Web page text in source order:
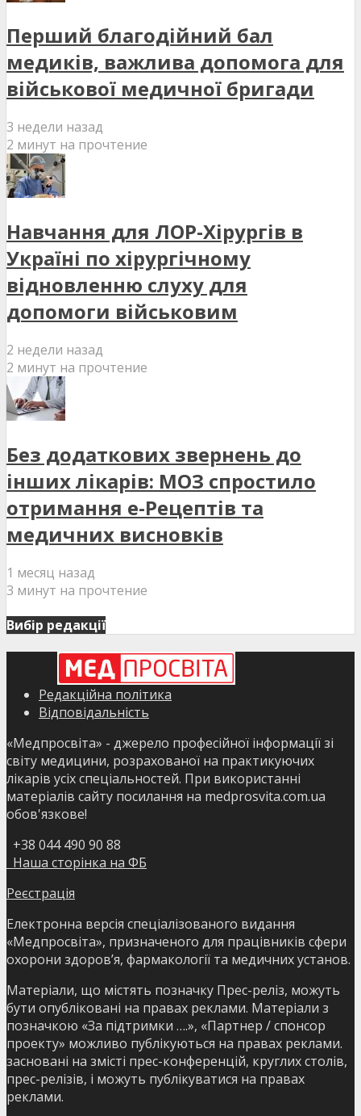
Перший благодійний бал
медиків, важлива допомога для
військової медичної бригади
3 недели назад
2 минут на прочтение
Навчання для ЛОР-Хірургів в
Україні по хірургічному
відновленню слуху для
допомоги військовим
2 недели назад
2 минут на прочтение
Без додаткових звернень до
інших лікарів: МОЗ спростило
отримання е-Рецептів та
медичних висновків
1 месяц назад
3 минут на прочтение
Вибір редакції
Редакційна політика
Відповідальність
«Медпросвіта» - джерело професійної інформації зі
світу медицини, розрахованої на практикуючих
лікарів усіх спеціальностей. При використанні
матеріалів сайту посилання на medprosvita.com.ua
обов'язкове!
+38 044 490 90 88
Наша сторінка на ФБ
Реєстрація
Електронна версія спеціалізованого видання
«Медпросвіта», призначеного для працівників сфери
охорони здоров’я, фармакології та медичних установ.
Матеріали, що містять позначку Прес-реліз, можуть
бути опубліковані на правах реклами. Матеріали з
позначкою «За підтримки ….», «Партнер / спонсор
проекту» можливо публікуються на правах реклами.
засновані на змісті прес-конференцій, круглих столів,
прес-релізів, і можуть публікуватися на правах
реклами.